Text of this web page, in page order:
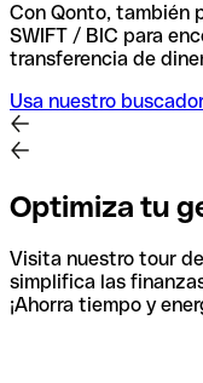
Con Qonto, también
SWIFT / BIC para
transferencia de
Usa nuestro
Optimiza tu
Visita nuestro tour
simplifica las
¡Ahorra tiempo y